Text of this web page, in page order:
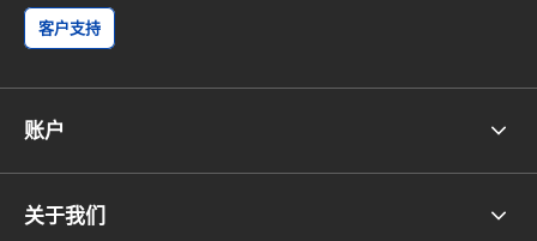
客户支持
账户
关于我们